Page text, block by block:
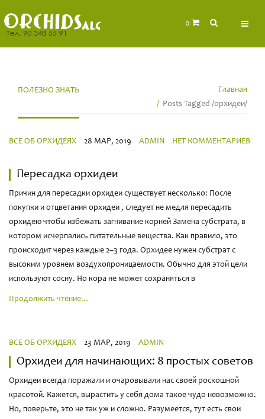
0
ПОЛЕЗНО ЗНАТЬ
Главная
Posts Tagged /орхидеи/
ВСЕ ОБ ОРХИДЕЯХ 28 МАР, 2019 ADMIN НЕТ КОММЕНТАРИЕВ
Пересадка орхидеи
Причин для пересадки орхидеи существует несколько: После
покупки и отцветания орхидеи , следует не медля пересадить
орхидею чтобы избежать загнивание корней Замена субстрата, в
котором исчерпались питательные вещества. Как правило, это
происходит через каждые 2–3 года. Орхидее нужен субстрат с
высоким уровнем воздухопроницаемости. Обычно для этой цели
используют сосну. Но кора не может сохраняться в
Продолжить чтение…
ВСЕ ОБ ОРХИДЕЯХ 23 МАР, 2019 ADMIN
Орхидеи для начинающих: 8 простых советов
Орхидеи всегда поражали и очаровывали нас своей роскошной
красотой. Кажется, вырастить у себя дома такое чудо невозможно.
Но, поверьте, это не так уж и сложно. Разумеется, тут есть свои